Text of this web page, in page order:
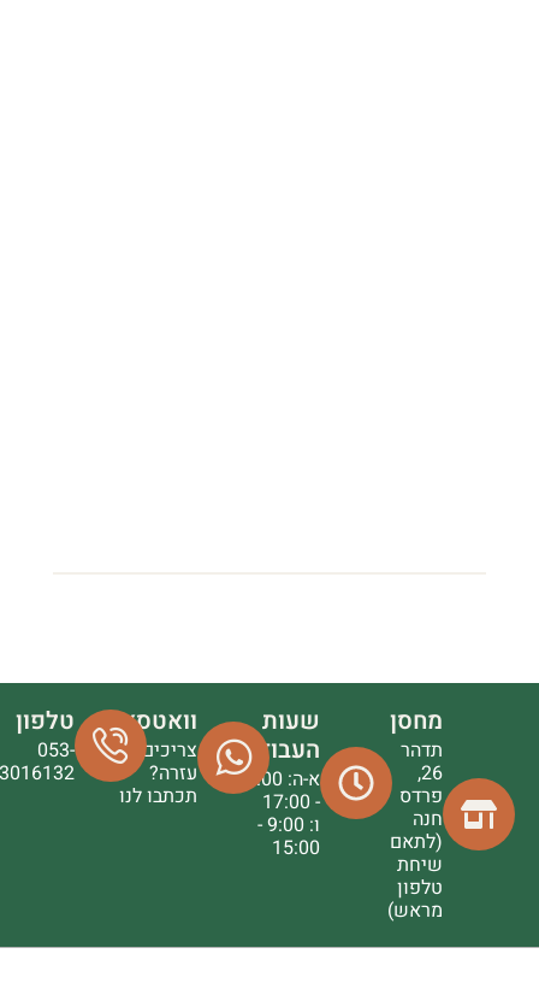
מחסן
תדהר
26,
פרדס
חנה
(לתאם
שיחת
טלפון
מראש)
שעות
העבודה
א-ה: 9:00
- 17:00
ו: 9:00 -
15:00
וואטסאפ
צריכים
עזרה?
תכתבו לנו
טלפון
053-
3016132